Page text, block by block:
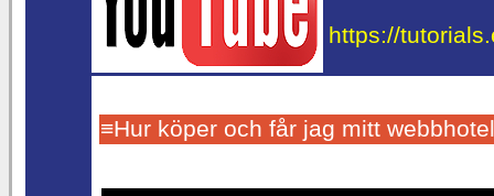
https://
≡Hur köper och får jag mitt